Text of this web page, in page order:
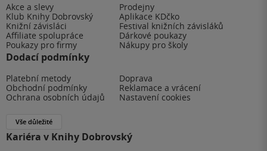
Akce a slevy
Prodejny
Klub Knihy Dobrovský
Aplikace KDčko
Knižní závisláci
Festival knižních závisláků
Affiliate spolupráce
Dárkové poukazy
Poukazy pro firmy
Nákupy pro školy
Dodací podmínky
Platební metody
Doprava
Obchodní podmínky
Reklamace a vrácení
Ochrana osobních údajů
Nastavení cookies
Vše důležité
Kariéra v Knihy Dobrovský